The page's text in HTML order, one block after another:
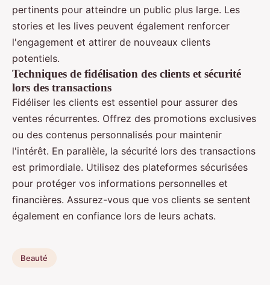
pertinents pour atteindre un public plus large. Les
stories et les lives peuvent également renforcer
l'engagement et attirer de nouveaux clients
potentiels.
Techniques de fidélisation des clients et sécurité
lors des transactions
Fidéliser les clients est essentiel pour assurer des
ventes récurrentes. Offrez des promotions exclusives
ou des contenus personnalisés pour maintenir
l'intérêt. En parallèle, la sécurité lors des transactions
est primordiale. Utilisez des plateformes sécurisées
pour protéger vos informations personnelles et
financières. Assurez-vous que vos clients se sentent
également en confiance lors de leurs achats.
Beauté